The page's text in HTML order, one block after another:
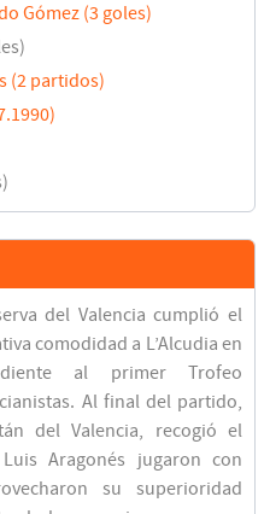
Gómez (3 goles)
(2 partidos)
del Valencia cumplió el
comodidad a L’Alcudia en
al primer Trofeo
Al final del partido,
del Valencia, recogió el
Aragonés jugaron con
su superioridad